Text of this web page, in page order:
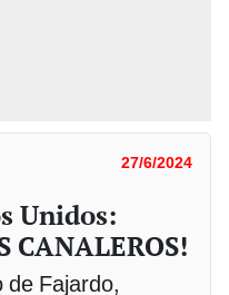
27/6/2024
Unidos:
CANALEROS!
de Fajardo,